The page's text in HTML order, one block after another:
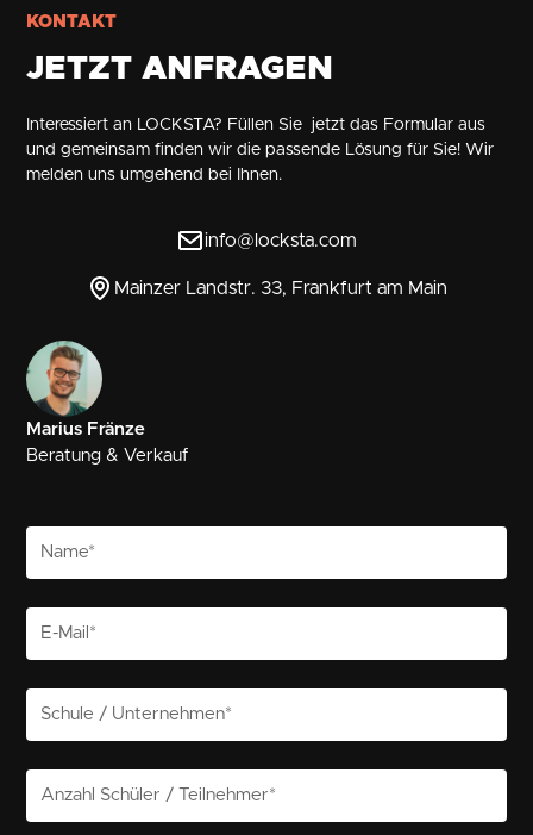
KONTAKT
JETZT ANFRAGEN
Interessiert an LOCKSTA? Füllen Sie jetzt das Formular aus
und gemeinsam finden wir die passende Lösung für Sie! Wir
melden uns umgehend bei Ihnen.
info@locksta.com
Mainzer Landstr. 33, Frankfurt am Main
Marius Fränze
Beratung & Verkauf